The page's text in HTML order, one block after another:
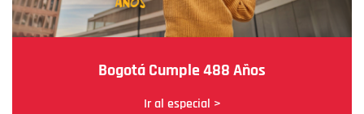
Bogotá Cumple 488 Años
Ir al especial >